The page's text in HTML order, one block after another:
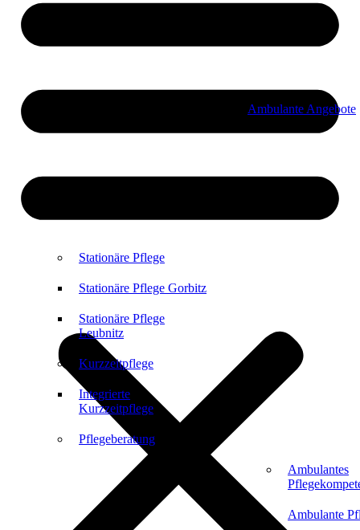
Stationäre Pflege
Stationäre Pflege Gorbitz
Stationäre Pflege
Leubnitz
Kurzzeitpflege
Integrierte
Kurzzeitpflege
Pflegeberatung
Ambulante Angebote
Ambulantes
Ambulante